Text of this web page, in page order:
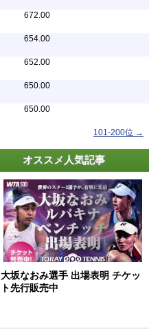
672.00
654.00
652.00
650.00
650.00
101-200位 →
オススメ人気記事
大坂なおみ選手 出場表明 チケッ
ト先行販売中